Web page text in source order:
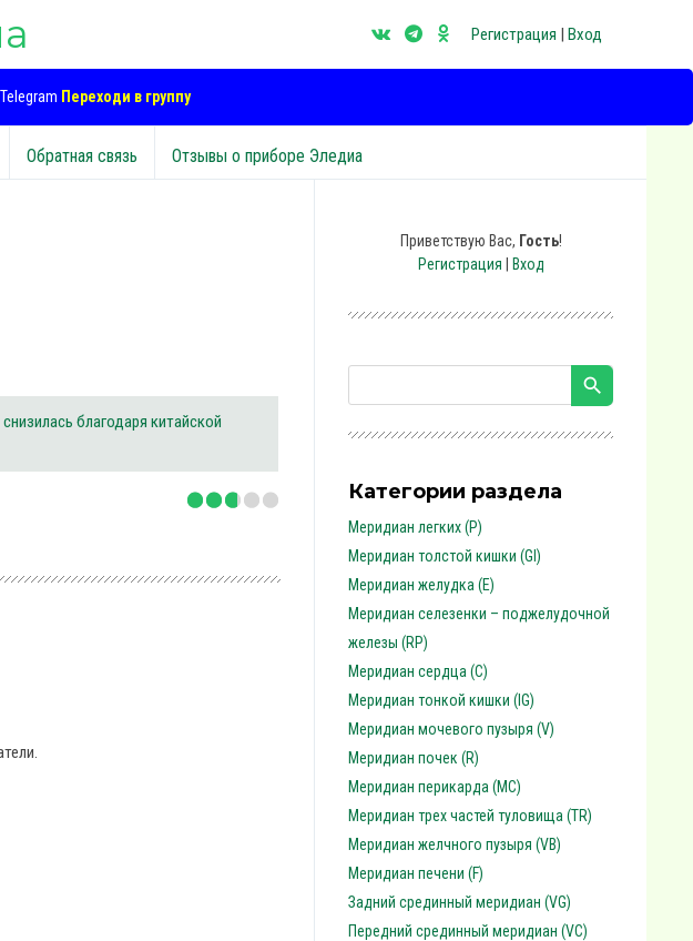
Регистрация | Вход
Переходи в группу
Обратная связь Отзывы о приборе Эледиа
благодаря китайской
Приветствую Вас, Гость!
Регистрация
Вход
Категории раздела
Меридиан легких (P)
Меридиан толстой кишки (GI)
Меридиан желудка (E)
Меридиан селезенки – поджелудочной
железы (RP)
Меридиан сердца (C)
Меридиан тонкой кишки (IG)
Меридиан мочевого пузыря (V)
Меридиан почек (R)
Меридиан перикарда (MC)
Меридиан трех частей туловища (TR)
Меридиан желчного пузыря (VB)
Меридиан печени (F)
Задний срединный меридиан (VG)
Передний срединный меридиан (VC)